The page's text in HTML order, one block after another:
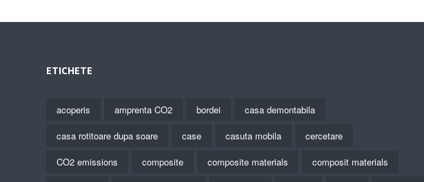
ETICHETE
acoperis amprenta CO2 bordei
casa demontabila
casa rotitoare dupa soare
case casuta mobila
cercetare
CO2 emissions
composite composite materials
composit materials